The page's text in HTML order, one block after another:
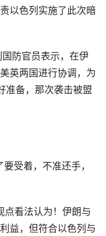
以色列实施了此次暗
防官员表示，在伊
英两国进行协调，为
准备，那次袭击被盟
受着，不准还手，
看法认为！伊朗与
益，但符合以色列与